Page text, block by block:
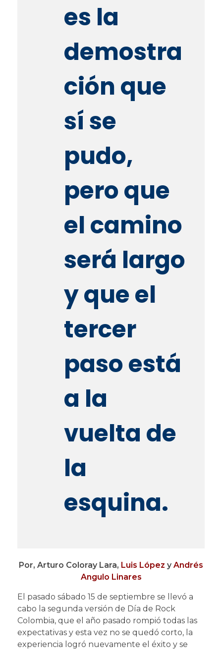
es la
demostra
ción que
sí se
pudo,
pero que
el camino
será largo
y que el
tercer
paso está
a la
vuelta de
la
esquina.
Por, Arturo Coloray Lara, Luis López y Andrés
Angulo Linares
El pasado sábado 15 de septiembre se llevó a
cabo la segunda versión de Día de Rock
Colombia, que el año pasado rompió todas las
expectativas y esta vez no se quedó corto, la
experiencia logró nuevamente el éxito y se